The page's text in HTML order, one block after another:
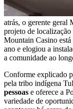
atrás, o gerente geral
projeto de
Mountain Casino está
ano e elogiou a
a comunidade ao
Conforme explicado
pela tribo indígena
pessoas e oferece a
variedade de